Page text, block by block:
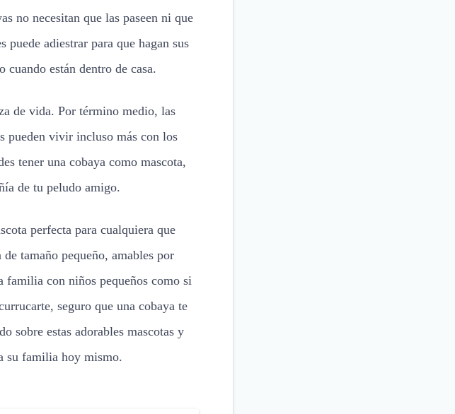
no necesitan que las paseen ni que
adiestrar para que hagan sus
cuando están dentro de casa.
de vida. Por término medio, las
pueden vivir incluso más con los
tener una cobaya como mascota,
de tu peludo amigo.
perfecta para cualquiera que
tamaño pequeño, amables por
familia con niños pequeños como si
seguro que una cobaya te
sobre estas adorables mascotas y
su familia hoy mismo.